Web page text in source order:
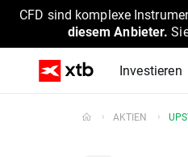
CFD sind komplexe
diesem Anbieter.
Investieren
AKTIEN